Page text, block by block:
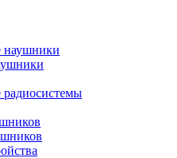
наушники